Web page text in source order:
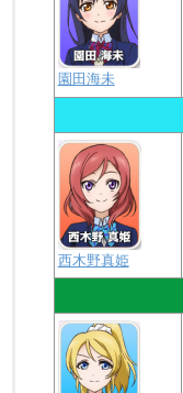
園田海未
西木野真姫